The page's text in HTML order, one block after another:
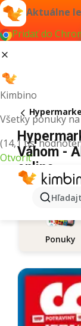
Aktuálne
Pridať do
Kimbino
Všetky ponuky
(14,1 tis.
OtvoriťVáhom -
online
Ponuky